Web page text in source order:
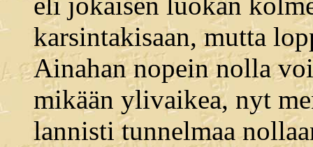
karsintakisaan, mutta
Ainahan nopein nolla
mikään ylivaikea, nyt
lannisti tunnelmaa